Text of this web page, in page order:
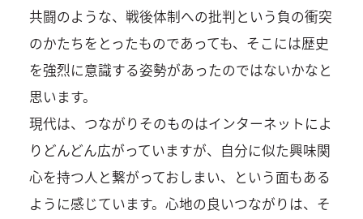
共闘のような、戦後体制への批判という負の衝突
のかたちをとったものであっても、そこには歴史
を強烈に意識する姿勢があったのではないかなと
思います。
現代は、つながりそのものはインターネットによ
りどんどん広がっていますが、自分に似た興味関
心を持つ人と繋がっておしまい、という面もある
ように感じています。心地の良いつながりは、そ